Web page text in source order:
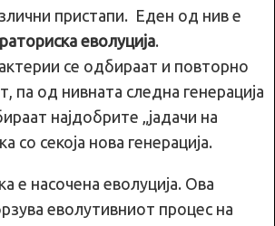
пристапи. Еден од нив е
еволуција.
се одбираат и повторно
па од нивната следна генерација
најдобрите „јадачи на
со секоја нова генерација.
е насочена еволуција. Ова
еволутивниот процес на